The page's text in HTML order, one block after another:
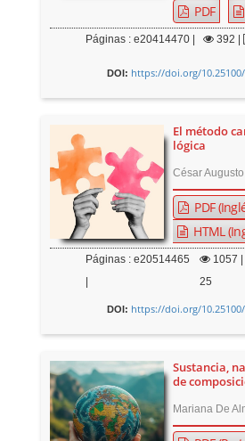
PDF
Páginas : e20414470 | 392
DOI: https://doi.org/
El método
lógica
César
PDF
HTML
Páginas : e20514465
1057
25
DOI: https://doi.org/
Sustancia,
de
Mariana De